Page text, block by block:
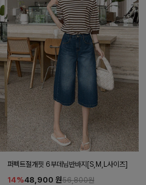
퍼펙트절개핏 6부데님반바지[S,M,L사이즈]
14%48,900 원56,800원